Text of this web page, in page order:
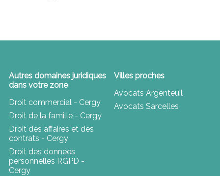
Autres domaines juridiques
dans votre zone
Droit commercial - Cergy
Droit de la famille - Cergy
Droit des affaires et des
contrats - Cergy
Droit des données
personnelles RGPD -
Cergy
Villes proches
Avocats Argenteuil
Avocats Sarcelles